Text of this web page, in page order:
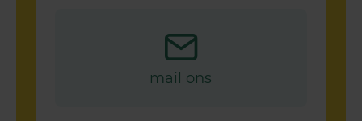
mail ons